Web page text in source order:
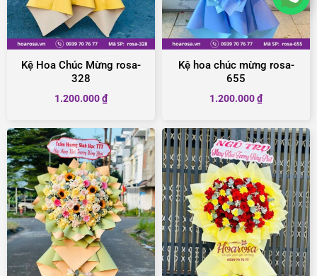
Kệ Hoa Chúc Mừng rosa-
328
1.200.000₫
Kệ hoa chúc mừng rosa-
655
1.200.000₫